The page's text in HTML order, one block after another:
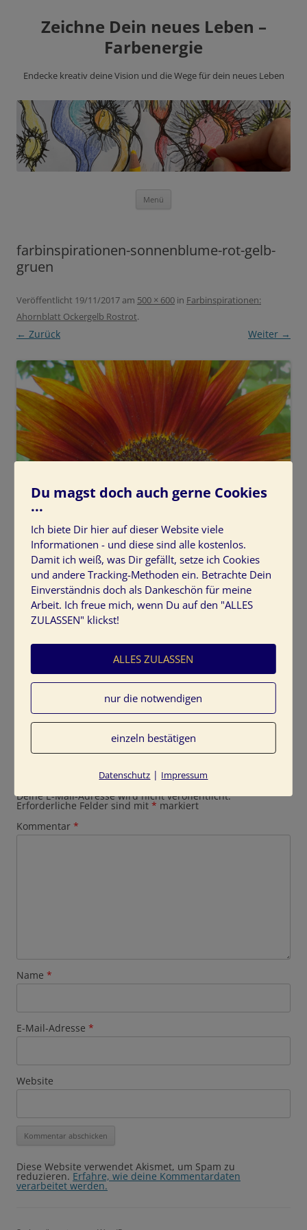
Zeichne Dein neues Leben –
Farbenergie
Endecke kreativ deine Vision und die Wege für dein neues Leben
Menü
farbinspirationen-sonnenblume-rot-gelb-
gruen
Veröffentlicht 19/11/2017am 500 × 600 in Farbinspirationen:
Ahornblatt Ockergelb Rostrot.
← Zurück Weiter →
Deine E-Mail-Adresse wird nicht veröffentlicht.
Erforderliche Felder sind mit * markiert
Kommentar *
Name *
E-Mail-Adresse *
Website
Diese Website verwendet Akismet, um Spam zu
reduzieren. Erfahre, wie deine Kommentardaten
verarbeitet werden.
Du magst doch auch gerne Cookies
...
Ich biete Dir hier auf dieser Website viele
Informationen - und diese sind alle kostenlos.
Damit ich weiß, was Dir gefällt, setze ich Cookies
und andere Tracking-Methoden ein. Betrachte Dein
Einverständnis doch als Dankeschön für meine
Arbeit. Ich freue mich, wenn Du auf den "ALLES
ZULASSEN" klickst!
ALLES ZULASSEN
nur die notwendigen
einzeln bestätigen
Datenschutz | Impressum